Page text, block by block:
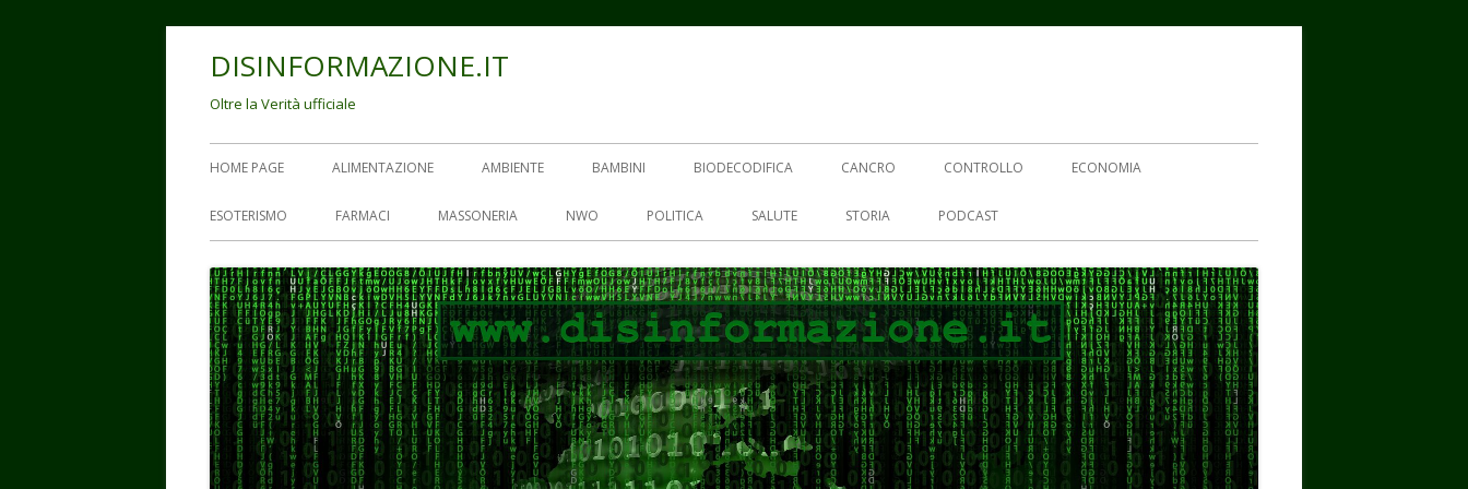
DISINFORMAZIONE.IT
Oltre la Verità ufficiale
Menu
principale
HOME PAGE ALIMENTAZIONE AMBIENTE BAMBINI BIODECODIFICA CANCRO CONTROLLO ECONOMIA
ESOTERISMO FARMACI MASSONERIA NWO POLITICA SALUTE STORIA PODCAST